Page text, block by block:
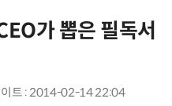
가 뽑은 필독서
이트 : 2014-02-14 22:04